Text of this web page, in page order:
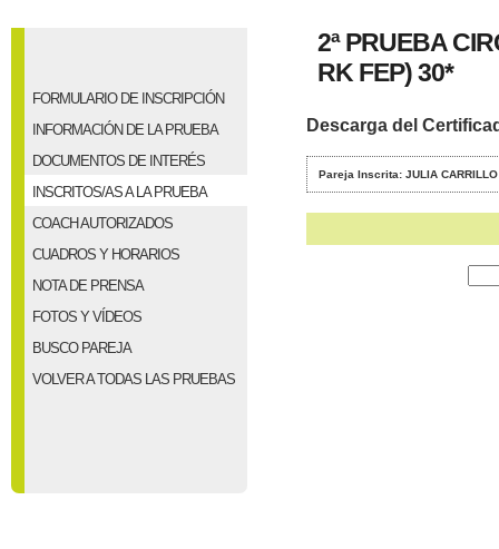
FORMULARIO DE INSCRIPCIÓN
INFORMACIÓN DE LA PRUEBA
DOCUMENTOS DE INTERÉS
INSCRITOS/AS A LA PRUEBA
COACH AUTORIZADOS
CUADROS Y HORARIOS
NOTA DE PRENSA
FOTOS Y VÍDEOS
BUSCO PAREJA
VOLVER A TODAS LAS PRUEBAS
2ª PRUEBA
RK FEP) 30*
Descarga del
Pareja Inscrita: JULIA CARRILLO